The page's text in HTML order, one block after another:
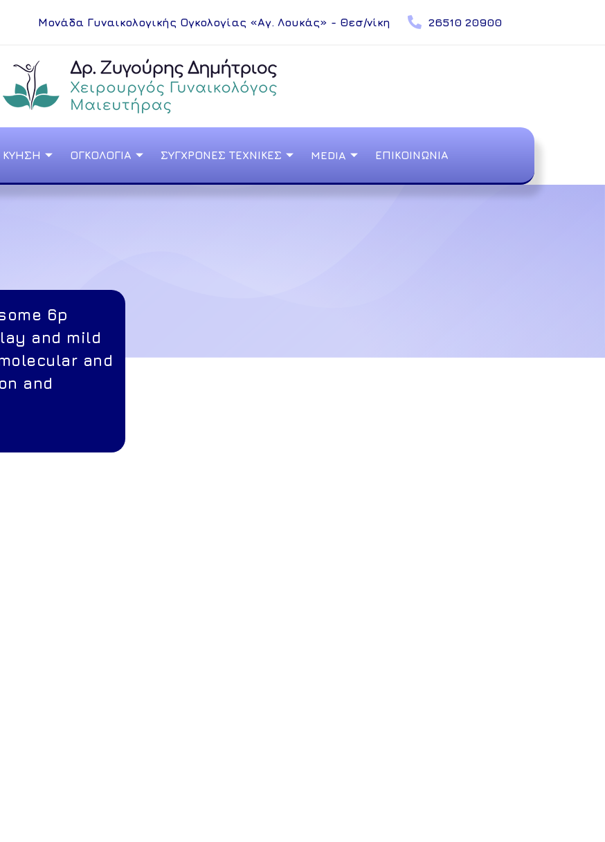
Μονάδα Γυναικολογικής Ογκολογίας «Αγ. Λουκάς» - Θεσ/νίκη 26510 20900
ΚΥΗΣΗ ΟΓΚΟΛΟΓΙΑ ΣΥΓΧΡΟΝΕΣ ΤΕΧΝΙΚΕΣ MEDIA ΕΠΙΚΟΙΝΩΝΙΑ
6p
and mild
and
and